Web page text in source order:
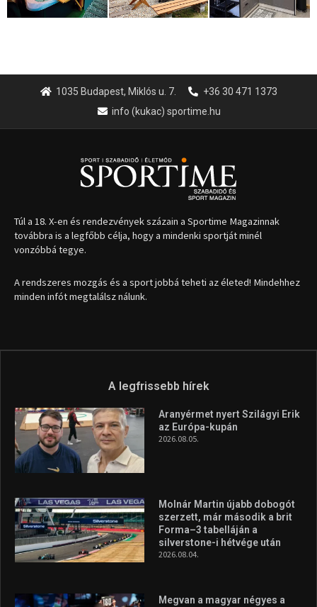
1035 Budapest, Miklós u. 7.
+36 30 471 1373
info (kukac) sportime.hu
Túl a 18. X-en és rendezvények százain a Sportime Magazinnak
továbbra is a legfőbb célja, hogy a mindenki sportját minél
vonzóbbá tegye.
A rendszeres mozgás és a sport jobbá teheti az életed! Mindehhez
minden infót megtalálsz nálunk.
A legfrissebb hírek
Aranyérmet nyert Szilágyi Erik
az Európa-kupán
2026.08.05.
Molnár Martin újabb dobogót
szerzett, már második a brit
Forma–3 tabelláján a
silverstone-i hétvége után
2026.08.04.
Megvan a magyar négyes a